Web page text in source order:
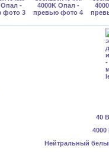
40
4000
Нейтральный